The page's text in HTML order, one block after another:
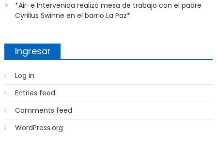
*Air-e Intervenida realizó mesa de trabajo con el padre
Cyrillus Swinne en el barrio La Paz*
Ingresar
Log in
Entries feed
Comments feed
WordPress.org